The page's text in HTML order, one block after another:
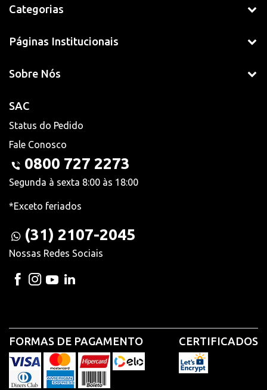
Categorias
Páginas Institucionais
Sobre Nós
SAC
Status do Pedido
Fale Conosco
0800 727 2273
Segunda à sexta 8:00 às 18:00
*Exceto feriados
(31) 2107-2045
Nossas Redes Sociais
FORMAS DE PAGAMENTO CERTIFICADOS